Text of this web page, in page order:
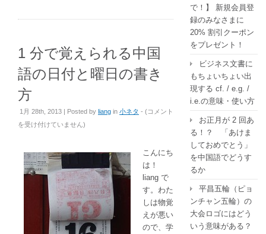
1 分で覚えられる中国
語の日付と曜日の書き
方
1月 28th, 2013 | Posted by liang in 小ネタ - (1コメント
を受け付けていません)
こんにち
は！
liang で
す。わた
しは物覚
えが悪い
ので、学
で！】 新規会員登
録のみなさまに
20% 割引クーポン
をプレゼント！
ビジネス文書に
もちょいちょい出
現する cf. / e.g. /
i.e.の意味・使い方
お正月が 2 回あ
る！？ 「あけま
しておめでとう」
を中国語でどうす
るか
平昌五輪（ピョ
ンチャン五輪）の
大会ロゴにはどう
いう意味がある？